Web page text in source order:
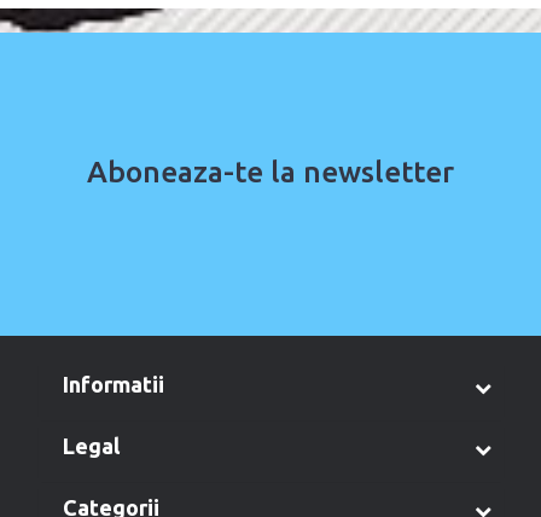
Aboneaza-te la newsletter
informatii
legal
categorii